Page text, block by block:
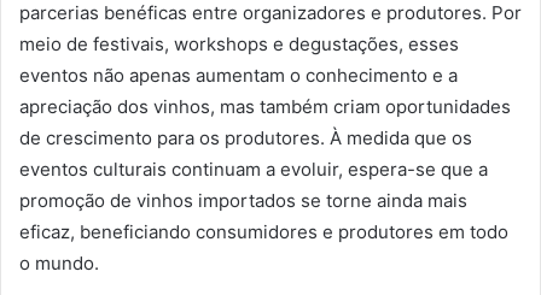
parcerias benéficas entre organizadores e produtores. Por
meio de festivais, workshops e degustações, esses
eventos não apenas aumentam o conhecimento e a
apreciação dos vinhos, mas também criam oportunidades
de crescimento para os produtores. À medida que os
eventos culturais continuam a evoluir, espera-se que a
promoção de vinhos importados se torne ainda mais
eficaz, beneficiando consumidores e produtores em todo
o mundo.